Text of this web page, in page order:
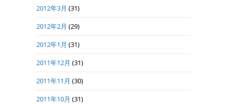
2012年3月 (31)
2012年2月 (29)
2012年1月 (31)
2011年12月 (31)
2011年11月 (30)
2011年10月 (31)